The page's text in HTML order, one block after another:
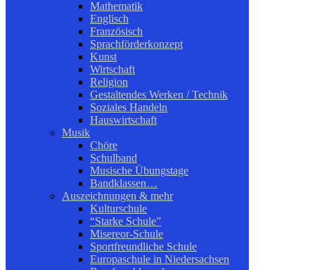
Mathematik
Englisch
Französisch
Sprachförderkonzept
Kunst
Wirtschaft
Religion
Gestaltendes Werken / Technik
Soziales Handeln
Hauswirtschaft
Musik
Chöre
Schulband
Musische Übungstage
Bandklassen…
Auszeichnungen & mehr
Kulturschule
“Starke Schule”
Misereor-Schule
Sportfreundliche Schule
Europaschule in Niedersachsen